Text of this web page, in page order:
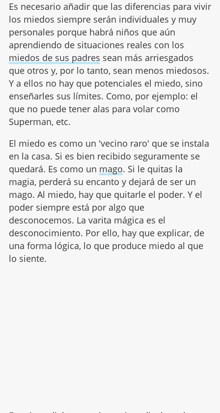
Es necesario añadir que las diferencias para vivir
los miedos siempre serán individuales y muy
personales porque habrá niños que aún
aprendiendo de situaciones reales con los
miedos de sus padres sean más arriesgados
que otros y, por lo tanto, sean menos miedosos.
Y a ellos no hay que potenciales el miedo, sino
enseñarles sus límites. Como, por ejemplo: el
que no puede tener alas para volar como
Superman, etc.
El miedo es como un 'vecino raro' que se instala
en la casa. Si es bien recibido seguramente se
quedará. Es como un mago. Si le quitas la
magia, perderá su encanto y dejará de ser un
mago. Al miedo, hay que quitarle el poder. Y el
poder siempre está por algo que
desconocemos. La varita mágica es el
desconocimiento. Por ello, hay que explicar, de
una forma lógica, lo que produce miedo al que
lo siente.